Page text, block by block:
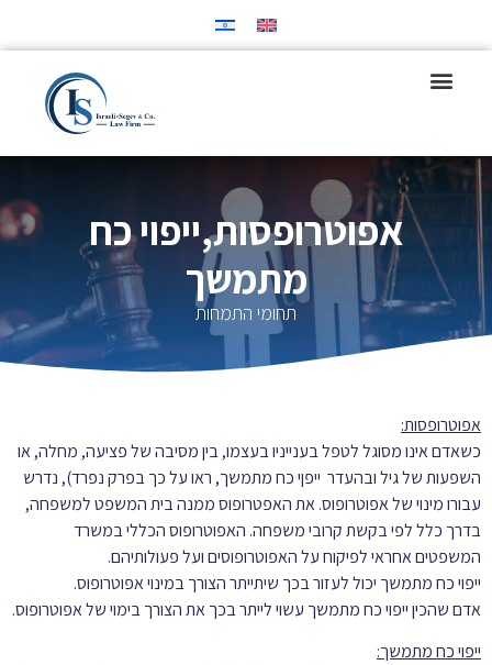
אפוטרופסות,ייפוי כח
מתמשך
תחומי התמחות
אפוטרופסות:
כשאדם אינו מסוגל לטפל בענייניו בעצמו, בין מסיבה של פציעה, מחלה, או
השפעות של גיל ובהעדר ייפןי כח מתמשך, ראו על כך בפרק נפרד), נדרש
עבורו מינוי של אפוטרופוס. את האפטרופוס ממנה בית המשפט למשפחה,
בדרך כלל לפי בקשת קרובי משפחה. האפוטרופוס הכללי במשרד
המשפטים אחראי לפיקוח על האפוטרופוסים ועל פעולותיהם.
ייפוי כח מתמשך יכול לעזור בכך שיתייתר הצורך במינוי אפוטרופוס.
אדם שהכין ייפוי כח מתמשך עשוי לייתר בכך את הצורך בימוי של אפוטרופוס.
ייפוי כח מתמשך: